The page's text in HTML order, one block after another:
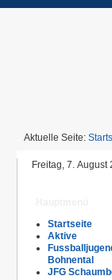
Aktuelle Seite:
Freitag, 7. August
Startseite
Aktive
Bohnental
JFG